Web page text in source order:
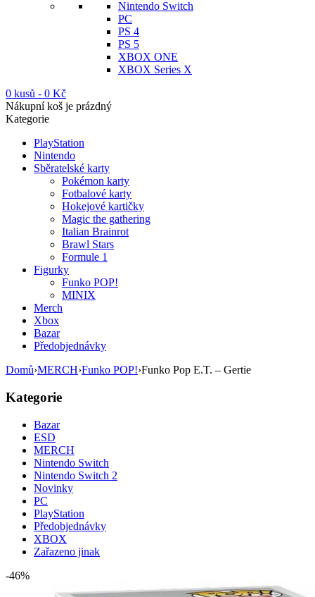
Nintendo Switch
PC
PS 4
PS 5
XBOX ONE
XBOX Series X
0 kusů - 0 Kč
Nákupní koš je prázdný
Kategorie
PlayStation
Nintendo
Sběratelské karty
Pokémon karty
Fotbalové karty
Hokejové kartičky
Magic the gathering
Italian Brainrot
Brawl Stars
Formule 1
Figurky
Funko POP!
MINIX
Merch
Xbox
Bazar
Předobjednávky
Domů›MERCH›Funko POP!›Funko Pop E.T. – Gertie
Kategorie
Bazar
ESD
MERCH
Nintendo Switch
Nintendo Switch 2
Novinky
PC
PlayStation
Předobjednávky
XBOX
Zařazeno jinak
-46%